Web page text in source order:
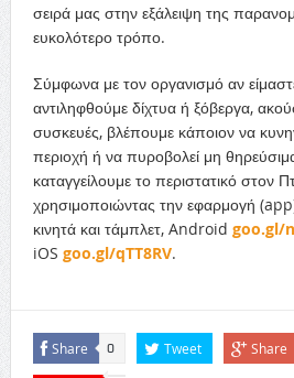
σειρά μας στην εξάλειψη της
ευκολότερο τρόπο.
Σύμφωνα με τον οργανισμό αν
αντιληφθούμε δίχτυα ή ξόβεργα,
συσκευές, βλέπουμε κάποιον να
περιοχή ή να πυροβολεί μη
καταγγείλουμε το περιστατικό στον
χρησιμοποιώντας την εφαρμογή (app)
κινητά και τάμπλετ, Android goo.gl/
iOS goo.gl/qTT8RV.
Share 0 Tweet Share